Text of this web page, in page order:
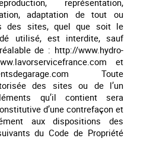
représentation,
adaptation de tout ou
des sites, quel que soit le
utilisé, est interdite, sauf
de : http://www.hydro-
et
Toute
des sites ou de l’un
qu’il contient sera
d’une contrefaçon et
aux dispositions des
du Code de Propriété